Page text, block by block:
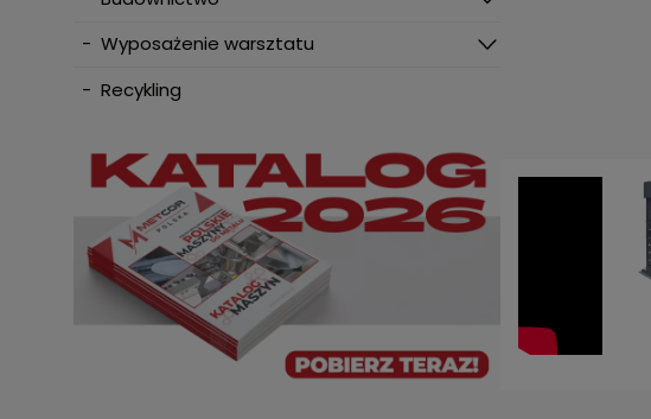
- Wyposażenie warsztatu
- Recykling